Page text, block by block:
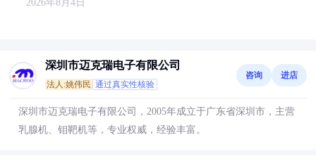
2026年8月4日
深圳市迈克瑞电子有限公司
法人:姚伟民 通过真实性核验
咨询 进店
深圳市迈克瑞电子有限公司，2005年成立于广东省深圳市，主营
乳腺机、钼靶机等，专业权威，经验丰富。